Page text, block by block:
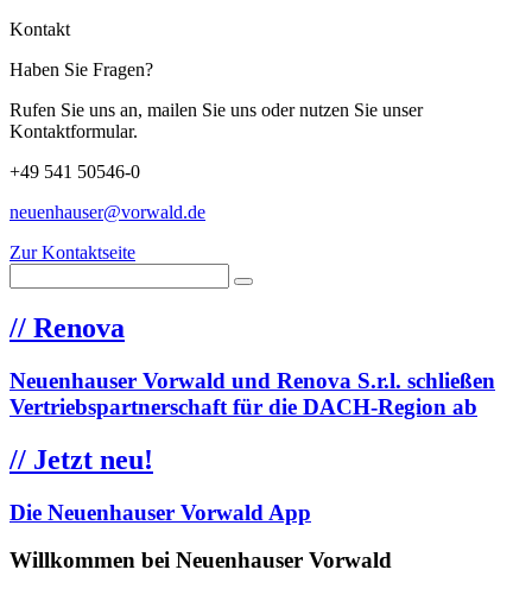
Kontakt
Haben Sie Fragen?
Rufen Sie uns an, mailen Sie uns oder nutzen Sie unser
Kontaktformular.
+49 541 50546-0
neuenhauser@vorwald.de
Zur Kontaktseite
// Renova
Neuenhauser Vorwald und Renova S.r.l. schließen
Vertriebspartnerschaft für die DACH-Region ab
// Jetzt neu!
Die Neuenhauser Vorwald App
Willkommen bei Neuenhauser Vorwald